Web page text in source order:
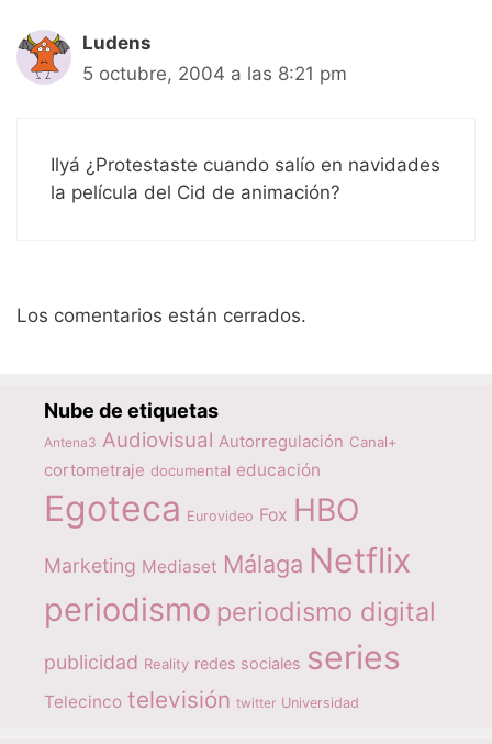
Ludens
5 octubre, 2004 a las 8:21 pm
Ilyá ¿Protestaste cuando salío en navidades
la película del Cid de animación?
Los comentarios están cerrados.
Nube de etiquetas
Antena3 Audiovisual Autorregulación Canal+
cortometraje documental educación
Egoteca Eurovideo Fox HBO
Marketing Mediaset Málaga Netflix
periodismo periodismo digital
publicidad Reality redes sociales series
Telecinco televisión twitter Universidad